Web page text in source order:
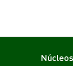
Núcleos